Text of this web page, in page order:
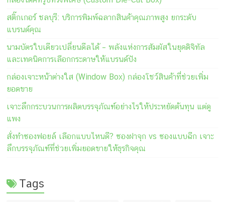
สติ๊กเกอร์ ชลบุรี: บริการพิมพ์ฉลากสินค้าคุณภาพสูง ยกระดับ
แบรนด์คุณ
นามบัตรใบเดียวเปลี่ยนดีลได้ – พลังแห่งการสัมผัสในยุคดิจิทัล
และเทคนิคการเลือกกระดาษให้แบรนด์ปัง
กล่องเจาะหน้าต่างใส (Window Box) กล่องโชว์สินค้าที่ช่วยเพิ่ม
ยอดขาย
เจาะลึกกระบวนการผลิตบรรจุภัณฑ์อย่างไรให้ประหยัดต้นทุน แต่ดู
แพง
สั่งทำซองฟอยล์ เลือกแบบไหนดี? ซองฝาจุก vs ซองแบบฉีก เจาะ
ลึกบรรจุภัณฑ์ที่ช่วยเพิ่มยอดขายให้ธุรกิจคุณ
Tags